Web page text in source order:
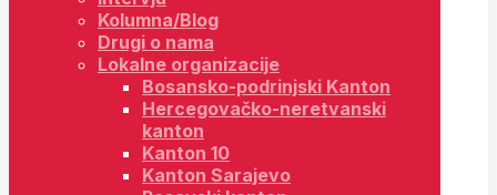
Kolumna/Blog
Drugi o nama
Lokalne organizacije
Bosansko-podrinjski Kanton
Hercegovačko-neretvanski
kanton
Kanton 10
Kanton Sarajevo